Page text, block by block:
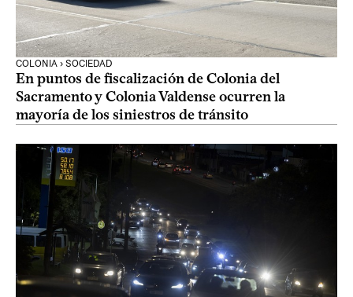
COLONIA › SOCIEDAD
En puntos de fiscalización de Colonia del
Sacramento y Colonia Valdense ocurren la
mayoría de los siniestros de tránsito